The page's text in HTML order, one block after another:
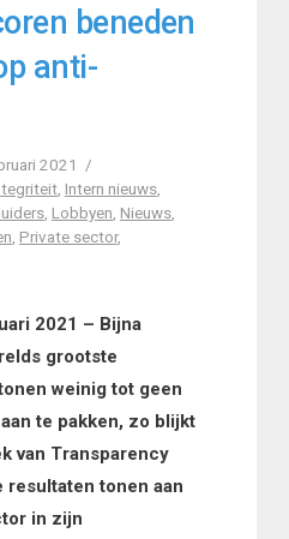
beneden
anti-
2021
, Intern nieuws,
, Lobbyen, Nieuws,
, Private sector,
2021 – Bijna
grootste
weinig tot geen
te pakken, zo blijkt
van Transparency
resultaten tonen aan
in zijn